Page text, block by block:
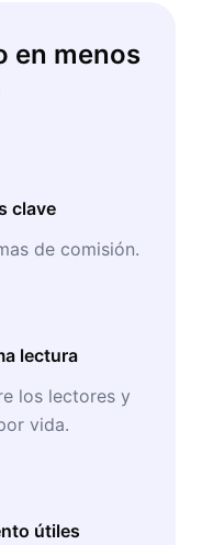
en menos
clave
de comisión.
lectura
los lectores y
vida.
útiles